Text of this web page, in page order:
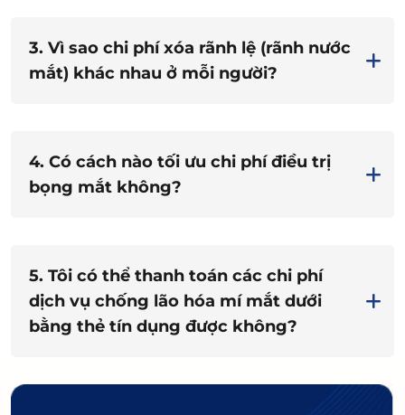
3. Vì sao chi phí xóa rãnh lệ (rãnh nước
mắt) khác nhau ở mỗi người?
4. Có cách nào tối ưu chi phí điều trị
bọng mắt không?
5. Tôi có thể thanh toán các chi phí
dịch vụ chống lão hóa mí mắt dưới
bằng thẻ tín dụng được không?